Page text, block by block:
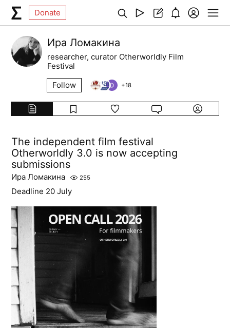
Donate
Ира Ломакина
researcher, curator Otherworldly Film
Festival
Follow
+18
The independent film festival
Otherworldly 3.0 is now accepting
submissions
Ира Ломакина 255
Deadline 20 July